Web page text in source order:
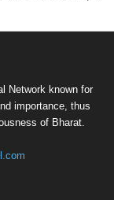
Network known for
importance, thus
of Bharat.